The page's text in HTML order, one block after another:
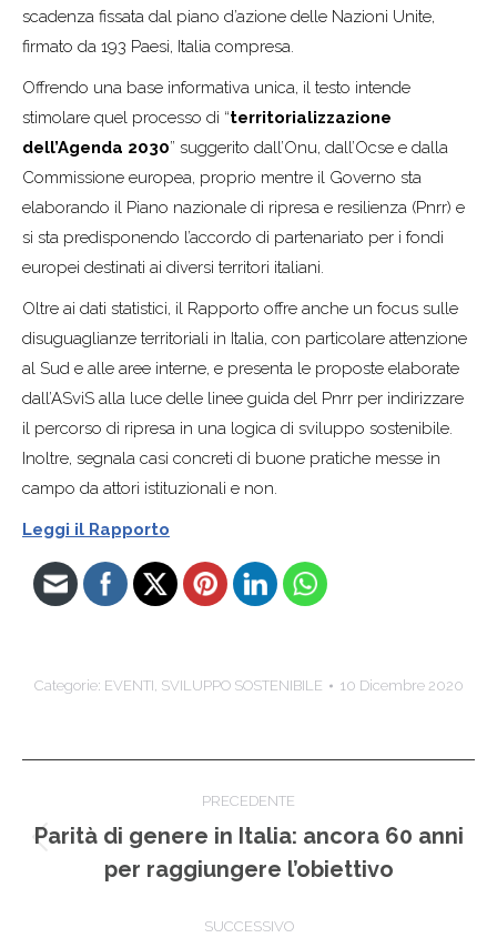
scadenza fissata dal piano d’azione delle Nazioni Unite,
firmato da 193 Paesi, Italia compresa.
Offrendo una base informativa unica, il testo intende
stimolare quel processo di “territorializzazione
dell’Agenda 2030” suggerito dall’Onu, dall’Ocse e dalla
Commissione europea, proprio mentre il Governo sta
elaborando il Piano nazionale di ripresa e resilienza (Pnrr) e
si sta predisponendo l’accordo di partenariato per i fondi
europei destinati ai diversi territori italiani.
Oltre ai dati statistici, il Rapporto offre anche un focus sulle
disuguaglianze territoriali in Italia, con particolare attenzione
al Sud e alle aree interne, e presenta le proposte elaborate
dall’ASviS alla luce delle linee guida del Pnrr per indirizzare
il percorso di ripresa in una logica di sviluppo sostenibile.
Inoltre, segnala casi concreti di buone pratiche messe in
campo da attori istituzionali e non.
Leggi il Rapporto
Categorie: EVENTI, SVILUPPO SOSTENIBILE 10 Dicembre 2020
tra
PRECEDENTE
precedente:
Parità di genere in Italia: ancora 60 anni
per raggiungere l’obiettivo
SUCCESSIVO